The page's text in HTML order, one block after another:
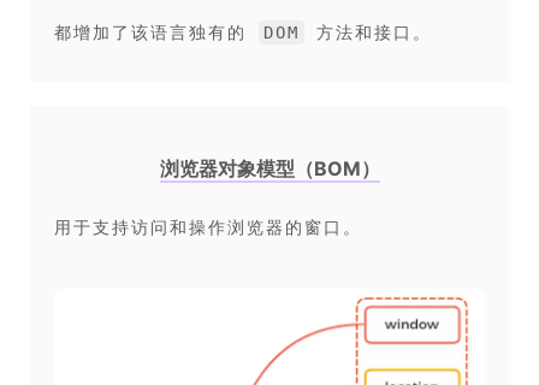
都增加了该语言独有的 DOM 方法和接口。
浏览器对象模型（BOM）
用于支持访问和操作浏览器的窗口。